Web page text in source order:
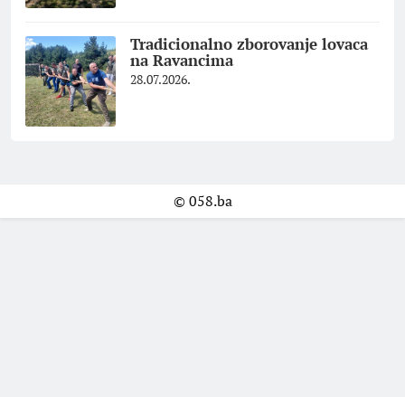
Tradicionalno zborovanje lovaca
na Ravancima
28.07.2026.
© 058.ba